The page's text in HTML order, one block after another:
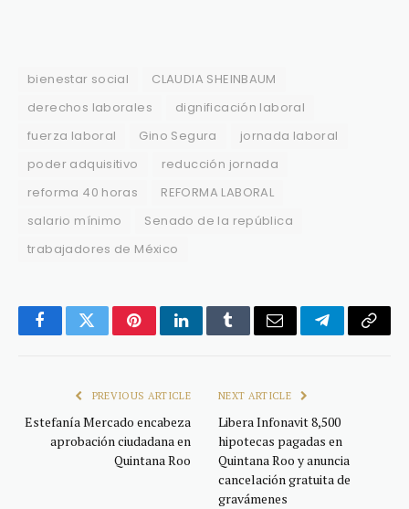
bienestar social
CLAUDIA SHEINBAUM
derechos laborales
dignificación laboral
fuerza laboral
Gino Segura
jornada laboral
poder adquisitivo
reducción jornada
reforma 40 horas
REFORMA LABORAL
salario mínimo
Senado de la república
trabajadores de México
FacebookTwitterPinterestLinkedInTumblrEmail TelegramCopy
PREVIOUS ARTICLE
Estefanía Mercado encabeza
aprobación ciudadana en
Quintana Roo
NEXT ARTICLE
Libera Infonavit 8,500
hipotecas pagadas en
Quintana Roo y anuncia
cancelación gratuita de
gravámenes